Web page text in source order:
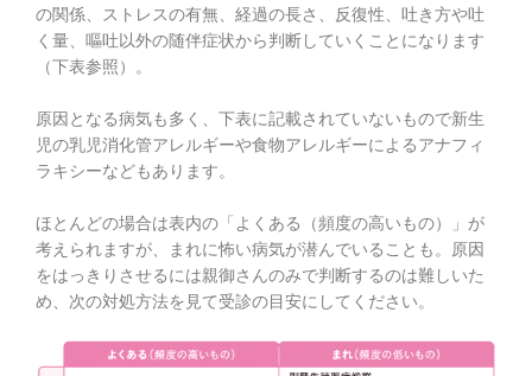
の関係、ストレスの有無、経過の長さ、反復性、吐き方や吐
く量、嘔吐以外の随伴症状から判断していくことになります
（下表参照）。
原因となる病気も多く、下表に記載されていないもので新生
児の乳児消化管アレルギーや食物アレルギーによるアナフィ
ラキシーなどもあります。
ほとんどの場合は表内の「よくある（頻度の高いもの）」が
考えられますが、まれに怖い病気が潜んでいることも。原因
をはっきりさせるには親御さんのみで判断するのは難しいた
め、次の対処方法を見て受診の目安にしてください。